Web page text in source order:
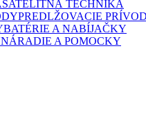
SATELITNÁ TECHNIKA
PREDLŽOVACIE
BATÉRIE A NABÍJAČKY
NÁRADIE A POMOCKY